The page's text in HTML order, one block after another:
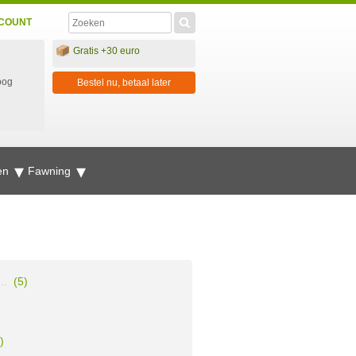
Gratis +30 euro
Bestel nu, betaal later
Fawning
(5)